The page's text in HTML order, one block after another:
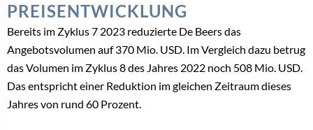
PREISENTWICKLUNG
Bereits im Zyklus 7 2023 reduzierte De Beers das
Angebotsvolumen auf 370 Mio. USD. Im Vergleich dazu betrug
das Volumen im Zyklus 8 des Jahres 2022 noch 508 Mio. USD.
Das entspricht einer Reduktion im gleichen Zeitraum dieses
Jahres von rund 60 Prozent.